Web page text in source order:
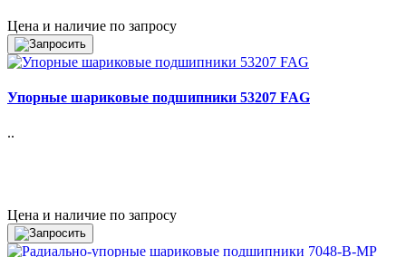
Цена и наличие по запросу
Упорные шариковые подшипники 53207 FAG
..
Цена и наличие по запросу